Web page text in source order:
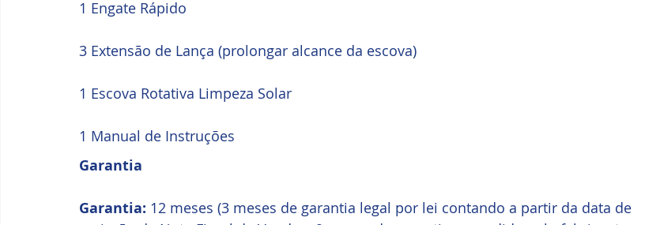
1 Engate Rápido
3 Extensão de Lança (prolongar alcance da escova)
1 Escova Rotativa Limpeza Solar
1 Manual de Instruções
Garantia
Garantia: 12 meses (3 meses de garantia legal por lei contando a partir da data de